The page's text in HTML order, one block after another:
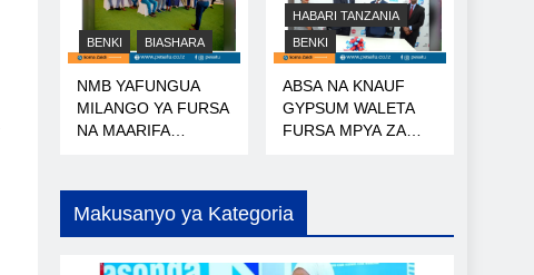
BENKI BIASHARA
NMB YAFUNGUA
MILANGO YA FURSA
NA MAARIFA
HABARI TANZANIA
BENKI
ABSA NA KNAUF
GYPSUM WALETA
FURSA MPYA ZA
Makusanyo ya Kategoria